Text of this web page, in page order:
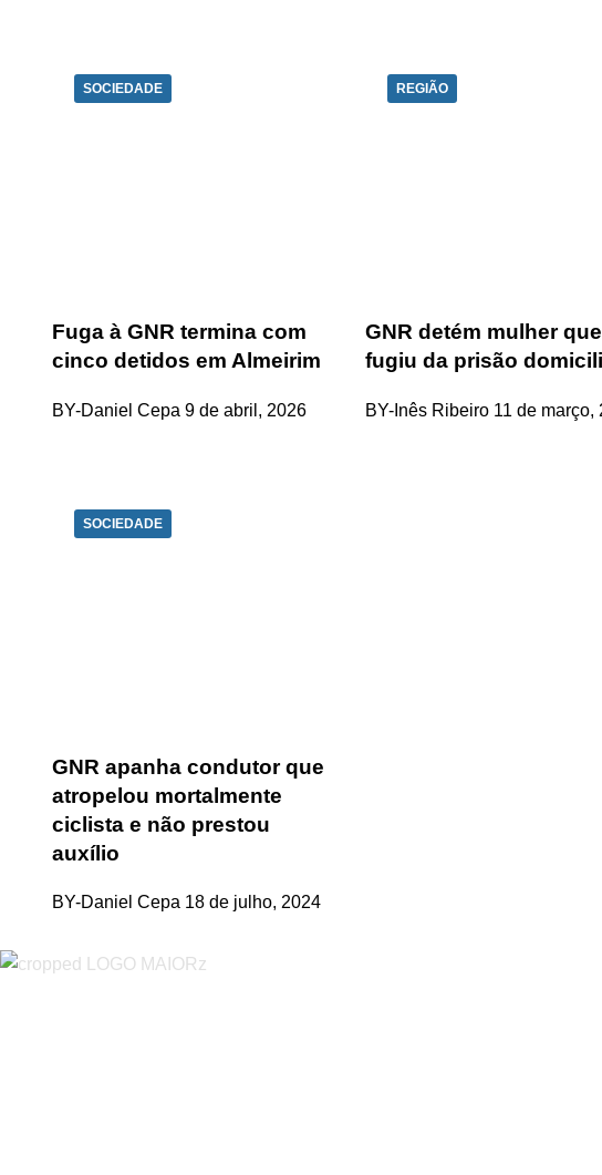
SOCIEDADE
Fuga à GNR termina com
cinco detidos em Almeirim
BY-Daniel Cepa 9 de abril, 2026
REGIÃO
GNR detém mulher que
fugiu da prisão
BY-Inês Ribeiro 11 de março,
SOCIEDADE
GNR apanha condutor que
atropelou mortalmente
ciclista e não prestou
auxílio
BY-Daniel Cepa 18 de julho, 2024